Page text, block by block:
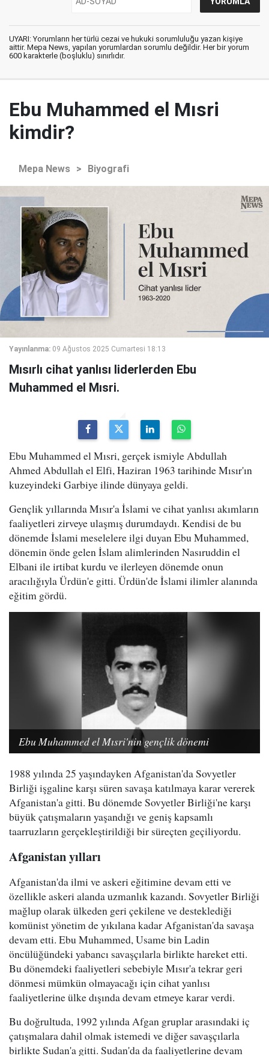
UYARI: Yorumların her türlü cezai ve hukuki sorumluluğu yazan kişiye
aittir. Mepa News, yapılan yorumlardan sorumlu değildir. Her bir yorum
600 karakterle (boşluklu) sınırlıdır.
Ebu Muhammed el Mısri
kimdir?
Mepa News > Biyografi
Yayınlanma: 09 Ağustos 2025 Cumartesi 18:13
Mısırlı cihat yanlısı liderlerden Ebu
Muhammed el Mısri.
Ebu Muhammed el Mısri, gerçek ismiyle Abdullah
Ahmed Abdullah el Elfi, Haziran 1963 tarihinde Mısır'ın
kuzeyindeki Garbiye ilinde dünyaya geldi.
Gençlik yıllarında Mısır'a İslami ve cihat yanlısı akımların
faaliyetleri zirveye ulaşmış durumdaydı. Kendisi de bu
dönemde İslami meselelere ilgi duyan Ebu Muhammed,
dönemin önde gelen İslam alimlerinden Nasıruddin el
Elbani ile irtibat kurdu ve ilerleyen dönemde onun
aracılığıyla Ürdün'e gitti. Ürdün'de İslami ilimler alanında
eğitim gördü.
Ebu Muhammed el Mısri'nin gençlik dönemi
1988 yılında 25 yaşındayken Afganistan'da Sovyetler
Birliği işgaline karşı süren savaşa katılmaya karar vererek
Afganistan'a gitti. Bu dönemde Sovyetler Birliği'ne karşı
büyük çatışmaların yaşandığı ve geniş kapsamlı
taarruzların gerçekleştirildiği bir süreçten geçiliyordu.
Afganistan yılları
Afganistan'da ilmi ve askeri eğitimine devam etti ve
özellikle askeri alanda uzmanlık kazandı. Sovyetler Birliği
mağlup olarak ülkeden geri çekilene ve desteklediği
komünist yönetim de yıkılana kadar Afganistan'da savaşa
devam etti. Ebu Muhammed, Usame bin Ladin
öncülüğündeki yabancı savaşçılarla birlikte hareket etti.
Bu dönemdeki faaliyetleri sebebiyle Mısır'a tekrar geri
dönmesi mümkün olmayacağı için cihat yanlısı
faaliyetlerine ülke dışında devam etmeye karar verdi.
Bu doğrultuda, 1992 yılında Afgan gruplar arasındaki iç
çatışmalara dahil olmak istemedi ve diğer savaşçılarla
birlikte Sudan'a gitti. Sudan'da da faaliyetlerine devam